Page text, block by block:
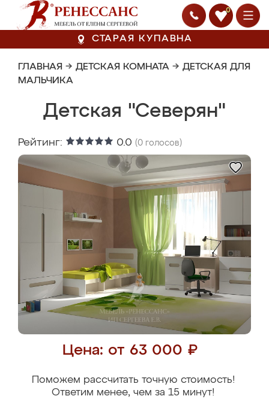
0
СТАРАЯ КУПАВНА
ГЛАВНАЯ → ДЕТСКАЯ КОМНАТА → ДЕТСКАЯ ДЛЯ
МАЛЬЧИКА
Детская "Северян"
Рейтинг: 0.0 (0 голосов)
Цена: от 63 000 ₽
Поможем рассчитать точную стоимость!
Ответим менее, чем за 15 минут!